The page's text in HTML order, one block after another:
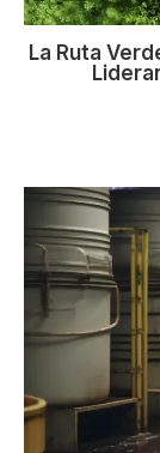
La Ruta